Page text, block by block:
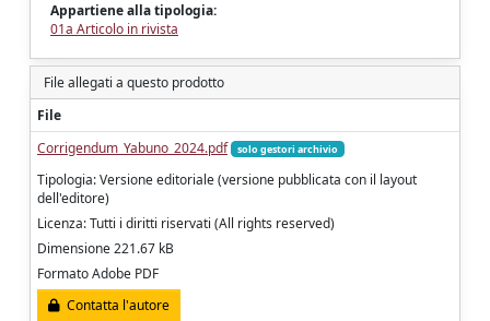
Appartiene alla tipologia:
01a Articolo in rivista
File allegati a questo prodotto
File
Corrigendum_Yabuno_2024.pdf
solo gestori archivio
Tipologia: Versione editoriale (versione pubblicata con il layout
dell'editore)
Licenza: Tutti i diritti riservati (All rights reserved)
Dimensione 221.67 kB
Formato Adobe PDF
Contatta l'autore